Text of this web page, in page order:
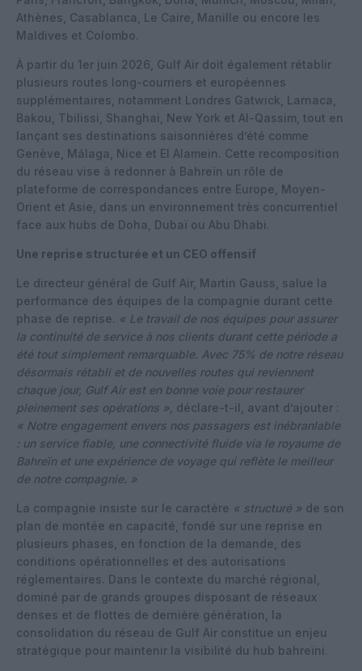
Athènes, Casablanca, Le Caire, Manille ou encore les
Maldives et Colombo.
À partir du 1er juin 2026, Gulf Air doit également rétablir
plusieurs routes long-courriers et européennes
supplémentaires, notamment Londres Gatwick, Larnaca,
Bakou, Tbilissi, Shanghai, New York et Al-Qassim, tout en
lançant ses destinations saisonnières d’été comme
Genève, Málaga, Nice et El Alamein. Cette recomposition
du réseau vise à redonner à Bahreïn un rôle de
plateforme de correspondances entre Europe, Moyen-
Orient et Asie, dans un environnement très concurrentiel
face aux hubs de Doha, Dubaï ou Abu Dhabi.
Une reprise structurée et un CEO offensif
Le directeur général de Gulf Air, Martin Gauss, salue la
performance des équipes de la compagnie durant cette
phase de reprise. « Le travail de nos équipes pour assurer
la continuité de service à nos clients durant cette période a
été tout simplement remarquable. Avec 75% de notre réseau
désormais rétabli et de nouvelles routes qui reviennent
chaque jour, Gulf Air est en bonne voie pour restaurer
pleinement ses opérations », déclare-t-il, avant d’ajouter :
« Notre engagement envers nos passagers est inébranlable
: un service fiable, une connectivité fluide via le royaume de
Bahreïn et une expérience de voyage qui reflète le meilleur
de notre compagnie. »
La compagnie insiste sur le caractère « structuré » de son
plan de montée en capacité, fondé sur une reprise en
plusieurs phases, en fonction de la demande, des
conditions opérationnelles et des autorisations
réglementaires. Dans le contexte du marché régional,
dominé par de grands groupes disposant de réseaux
denses et de flottes de dernière génération, la
consolidation du réseau de Gulf Air constitue un enjeu
stratégique pour maintenir la visibilité du hub bahreïni.